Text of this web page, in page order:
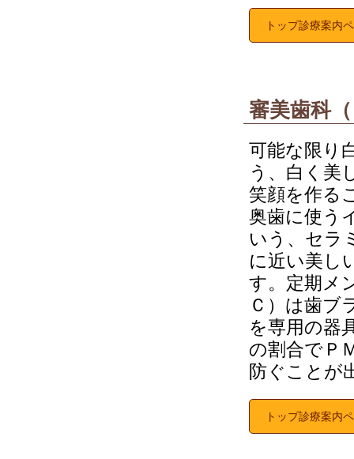
トップ診療案内
審美歯科
可能な限り
う、白く美
笑顔を作る
奥歯に使う
いう、セラ
に近い美し
す。定期メ
Ｃ）は歯ブ
を専用の器
の割合でＰ
防ぐことが
トップ診療案内